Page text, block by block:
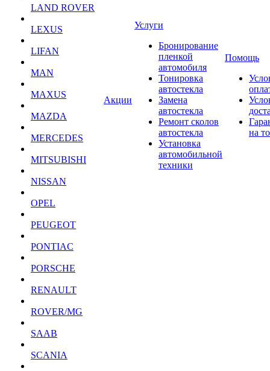
LAND ROVER
LEXUS
LIFAN
MAN
MAXUS
MAZDA
MERCEDES
MITSUBISHI
NISSAN
OPEL
PEUGEOT
PONTIAC
PORSCHE
RENAULT
ROVER/MG
SAAB
SCANIA
Акции
Услуги
Бронирование
пленкой
автомобиля
Тонировка
автостекла
Замена
автостекла
Ремонт сколов
автостекла
Установка
автомобильной
техники
Помощь
на